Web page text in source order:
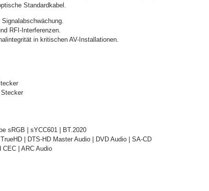
Standardkabel.
RFI-Interferenzen.
in kritischen AV-Installationen.
sRGB | sYCC601 | BT.2020
| DTS-HD Master Audio | DVD Audio | SA-CD
CEC | ARC Audio